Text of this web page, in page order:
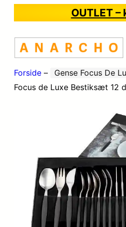
OUTLET
Forside – Gense Focus De
Focus de Luxe Bestiksæt 12